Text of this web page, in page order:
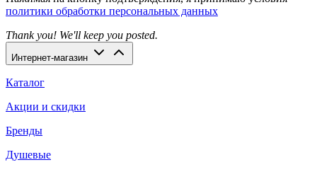
политики обработки персональных данных
Thank you! We'll keep you posted.
Интернет-магазин
Каталог
Акции и скидки
Бренды
Душевые